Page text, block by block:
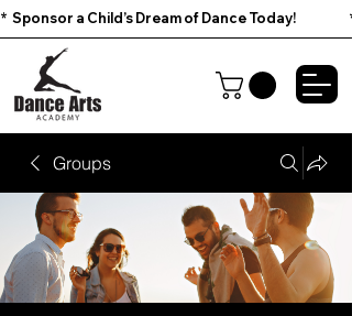
*  Sponsor a Child’s Dream of Dance Today!
Groups